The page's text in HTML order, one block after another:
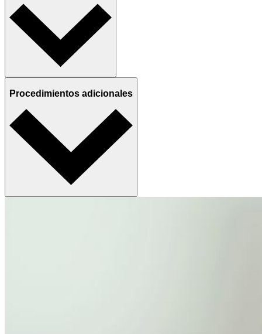
Procedimientos adicionales